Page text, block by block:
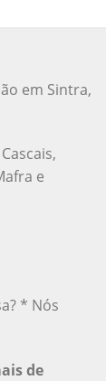
em Sintra,
e
* Nós
de